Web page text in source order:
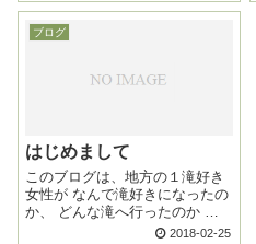
のことは、いつもいつも いつか
のいい日の為にある。 ...
ブログ
はじめまして
このブログは、地方の１滝好き
女性が なんで滝好きになったの
か、 どんな滝へ行ったのか そ
の他日常で思うことなどをつれ
2018-02-25